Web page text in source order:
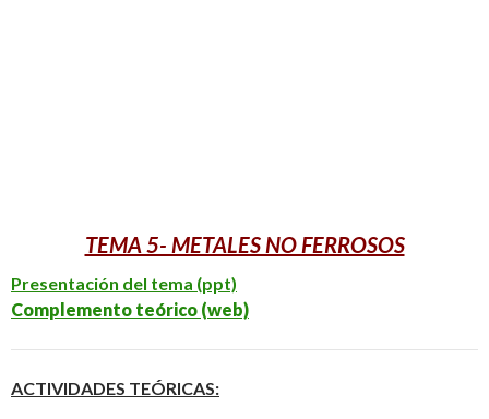
TEMA 5- METALES NO FERROSOS
Presentación del tema (ppt)
Complemento teórico (web)
ACTIVIDADES TEÓRICAS: